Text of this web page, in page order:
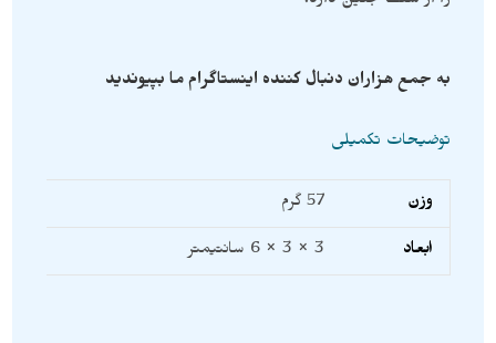
به جمع هزاران دنبال کننده اینستاگرام ما بپیوندید
توضیحات تکمیلی
وزن 57 گرم
ابعاد 3 × 3 × 6 سانتیمتر